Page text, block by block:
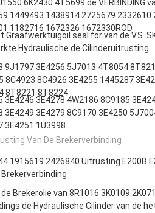
6K2430 4T5699 de VERBINDING
1449493 1438914 2725679 2332610
1182716 1672326 1672330ROD
Graafwerktuigoil seal for van de V.S.
Hydraulische de Cilinderuitrusting
9J1797 3E4256 5J7013 4T8054
8C4923 8C4926 3E4255 1445287
8T8221 8T8224
3E4246 3E4278 4W2186 8C9185
3E4249 3E4279 8C9170 3E4250
3E4251 1U3998
Van De Brekerverbinding
1915619 2426840 Uitrusting E200B
Brekerolie van 8R1016 3K0109
de Hydraulische Cilinder van de